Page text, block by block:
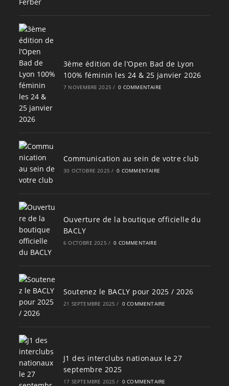
3ème édition de l’Open Bad de Lyon
100% féminin les 24 & 25 janvier 2026
7 NOVEMBRE 2025 / 0 COMMENTAIRE
Communication au sein de votre club
30 OCTOBRE 2025 / 0 COMMENTAIRE
Ouverture de la boutique officielle du
BACLY
6 OCTOBRE 2025 / 0 COMMENTAIRE
Soutenez le BACLY pour 2025 / 2026
21 SEPTEMBRE 2025 / 0 COMMENTAIRE
J1 des interclubs nationaux le 27
septembre 2025
17 SEPTEMBRE 2025 / 0 COMMENTAIRE